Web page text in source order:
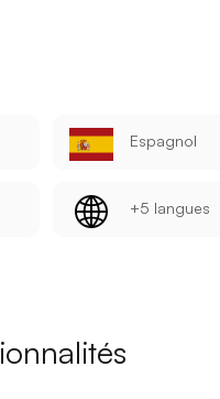
Google
Espagnol
+5 langues